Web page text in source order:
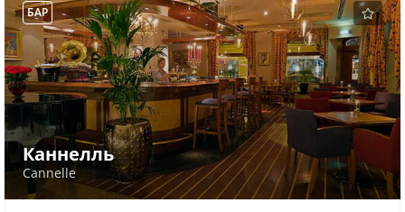
БАР
Каннелль
Cannelle